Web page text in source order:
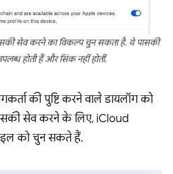
सेव करने का विकल्प चुन सकता है. ये पासकी
होती हैं और सिंक नहीं होतीं.
की पुष्टि करने वाले डायलॉग को
सेव करने के लिए, iCloud
को चुन सकते हैं.